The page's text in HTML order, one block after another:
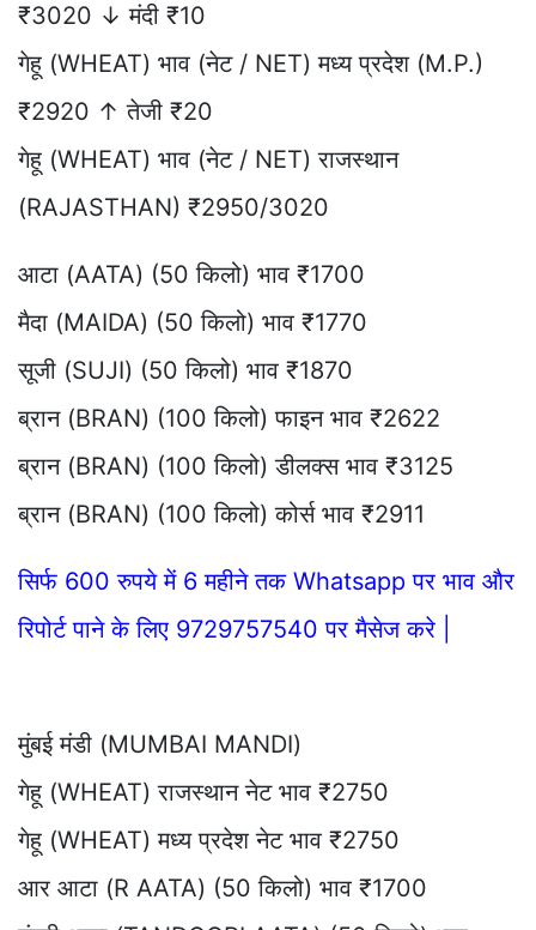
₹3020 ↓ मंदी ₹10
गेहू (WHEAT) भाव (नेट / NET) मध्य प्रदेश (M.P.)
₹2920 ↑ तेजी ₹20
गेहू (WHEAT) भाव (नेट / NET) राजस्थान
(RAJASTHAN) ₹2950/3020
आटा (AATA) (50 किलो) भाव ₹1700
मैदा (MAIDA) (50 किलो) भाव ₹1770
सूजी (SUJI) (50 किलो) भाव ₹1870
ब्रान (BRAN) (100 किलो) फाइन भाव ₹2622
ब्रान (BRAN) (100 किलो) डीलक्स भाव ₹3125
ब्रान (BRAN) (100 किलो) कोर्स भाव ₹2911
सिर्फ 600 रुपये में 6 महीने तक Whatsapp पर भाव और
रिपोर्ट पाने के लिए 9729757540 पर मैसेज करे |
मुंबई मंडी (MUMBAI MANDI)
गेहू (WHEAT) राजस्थान नेट भाव ₹2750
गेहू (WHEAT) मध्य प्रदेश नेट भाव ₹2750
आर आटा (R AATA) (50 किलो) भाव ₹1700